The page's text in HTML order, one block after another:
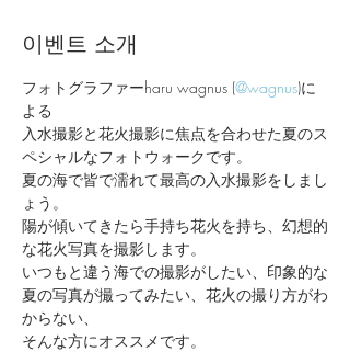
이벤트 소개
フォトグラファーharu wagnus (@wagnus)に
よる
入水撮影と花火撮影に焦点を合わせた夏のス
ペシャルなフォトウォークです。
夏の海で皆で濡れて最高の入水撮影をしまし
ょう。
陽が傾いてきたら手持ち花火を持ち、幻想的
な花火写真を撮影します。
いつもと違う海での撮影がしたい、印象的な
夏の写真が撮ってみたい、花火の撮り方がわ
からない、
そんな方にオススメです。